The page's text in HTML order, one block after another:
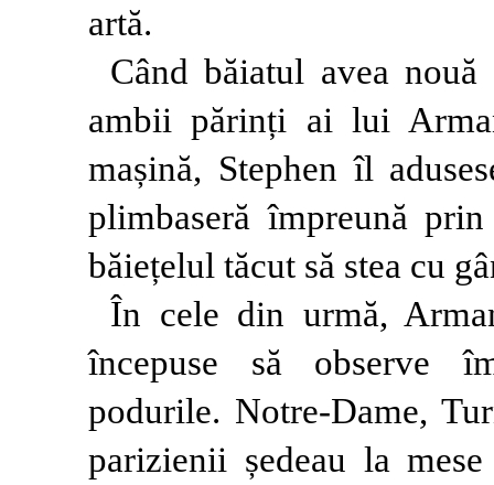
artă.
Când băiatul avea
ambii părinți ai lui
mașină, Stephen îl
plimbaseră împreună
băiețelul tăcut să stea cu
În cele din urmă,
începuse să observe
podurile. Notre-Dame,
parizienii ședeau la